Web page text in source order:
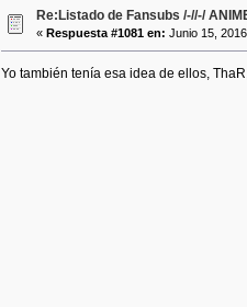
Re:Listado de Fansubs /-//-/
« Respuesta #1081 en: Junio 15,
Yo también tenía esa idea de ellos,